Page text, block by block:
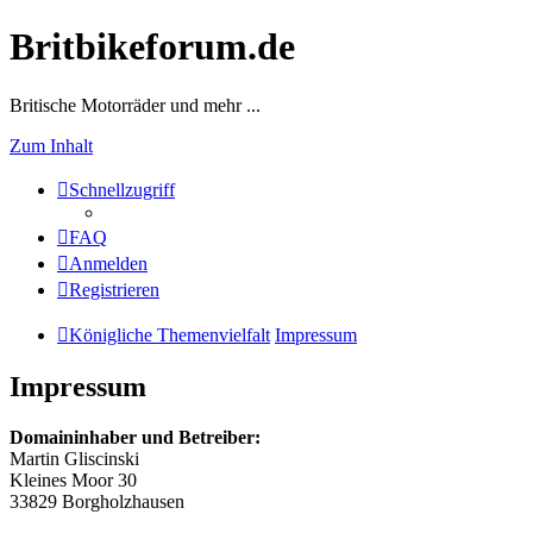
Britbikeforum.de
Britische Motorräder und mehr ...
Zum Inhalt
Schnellzugriff
FAQ
Anmelden
Registrieren
Königliche Themenvielfalt Impressum
Impressum
Domaininhaber und Betreiber:
Martin Gliscinski
Kleines Moor 30
33829 Borgholzhausen